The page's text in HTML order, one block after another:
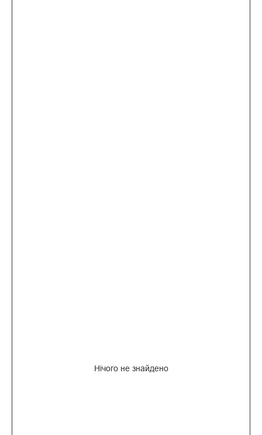
Нічого не знайдено